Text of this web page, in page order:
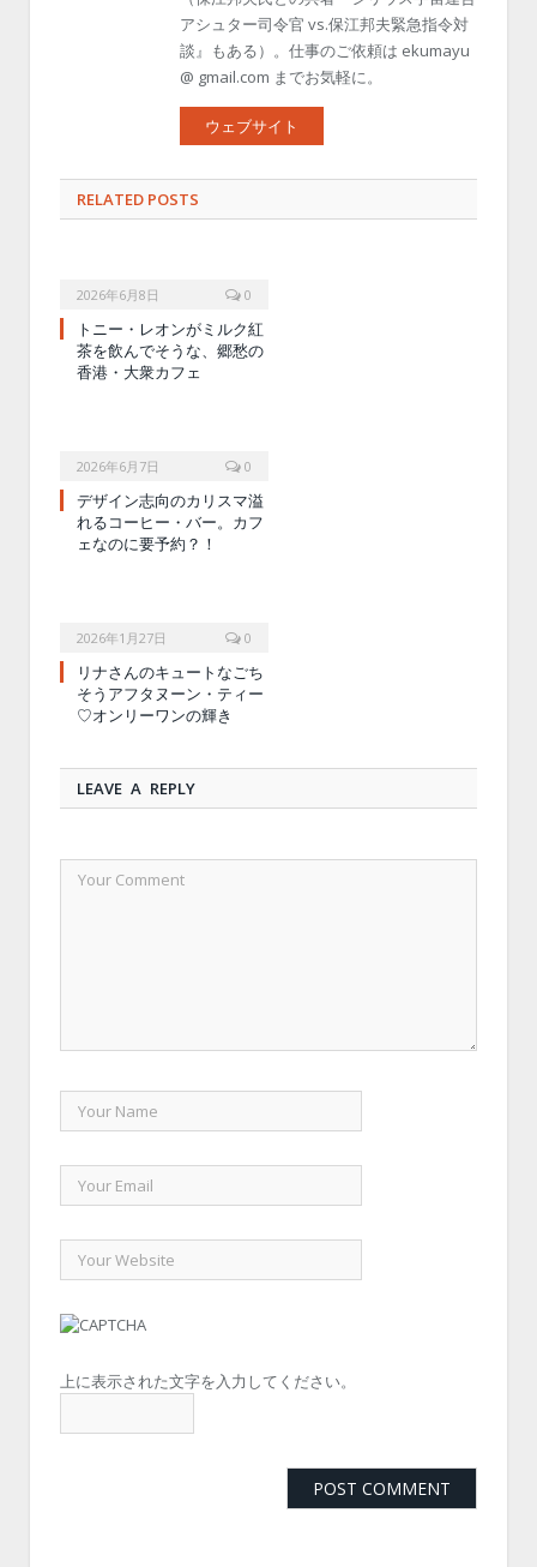
アシュター司令官 vs.保江邦夫緊急指令対
談』もある）。仕事のご依頼は ekumayu
@ gmail.com までお気軽に。
ウェブサイト
RELATED POSTS
2026年6月8日 0
トニー・レオンがミルク紅
茶を飲んでそうな、郷愁の
香港・大衆カフェ
2026年6月7日 0
デザイン志向のカリスマ溢
れるコーヒー・バー。カフ
ェなのに要予約？！
2026年1月27日 0
リナさんのキュートなごち
そうアフタヌーン・ティー
♡オンリーワンの輝き
LEAVE A REPLY
上に表示された文字を入力してください。